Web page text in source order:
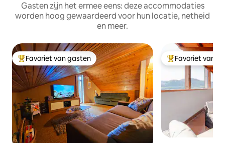
Gasten zijn het ermee eens: deze accommodaties
worden hoog gewaardeerd voor hun locatie, netheid
en meer.
Topfavoriet van gasten
Favoriet van gasten Topfavoriet van
Favoriet van